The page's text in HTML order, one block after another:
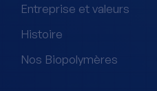
Entreprise et valeurs
Histoire
Nos Biopolymères